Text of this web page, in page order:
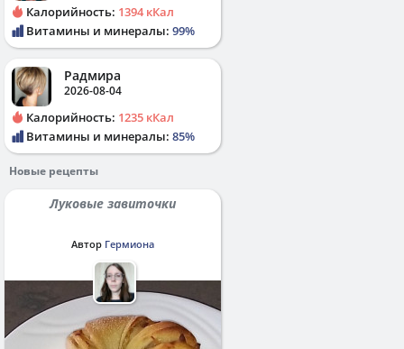
Калорийность: 1394 кКал
Витамины и минералы: 99%
Радмира
2026-08-04
Калорийность: 1235 кКал
Витамины и минералы: 85%
Новые рецепты
Луковые завиточки
Автор Гермиона